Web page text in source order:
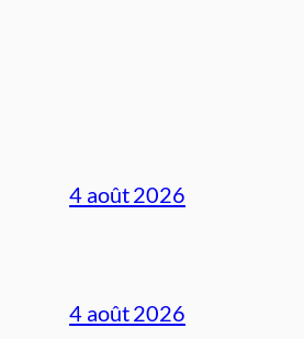
4 août 2026
4 août 2026